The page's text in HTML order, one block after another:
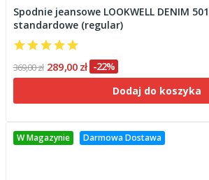
Spodnie jeansowe LOOKWELL DENIM
standardowe (regular)
369,00 zł 289,00 zł -22%
Dodaj do koszyka
W Magazynie Darmowa Dostawa